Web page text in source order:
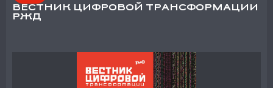
ВЕСТНИК ЦИФРОВОЙ ТРАНСФОРМАЦИИ
РЖД